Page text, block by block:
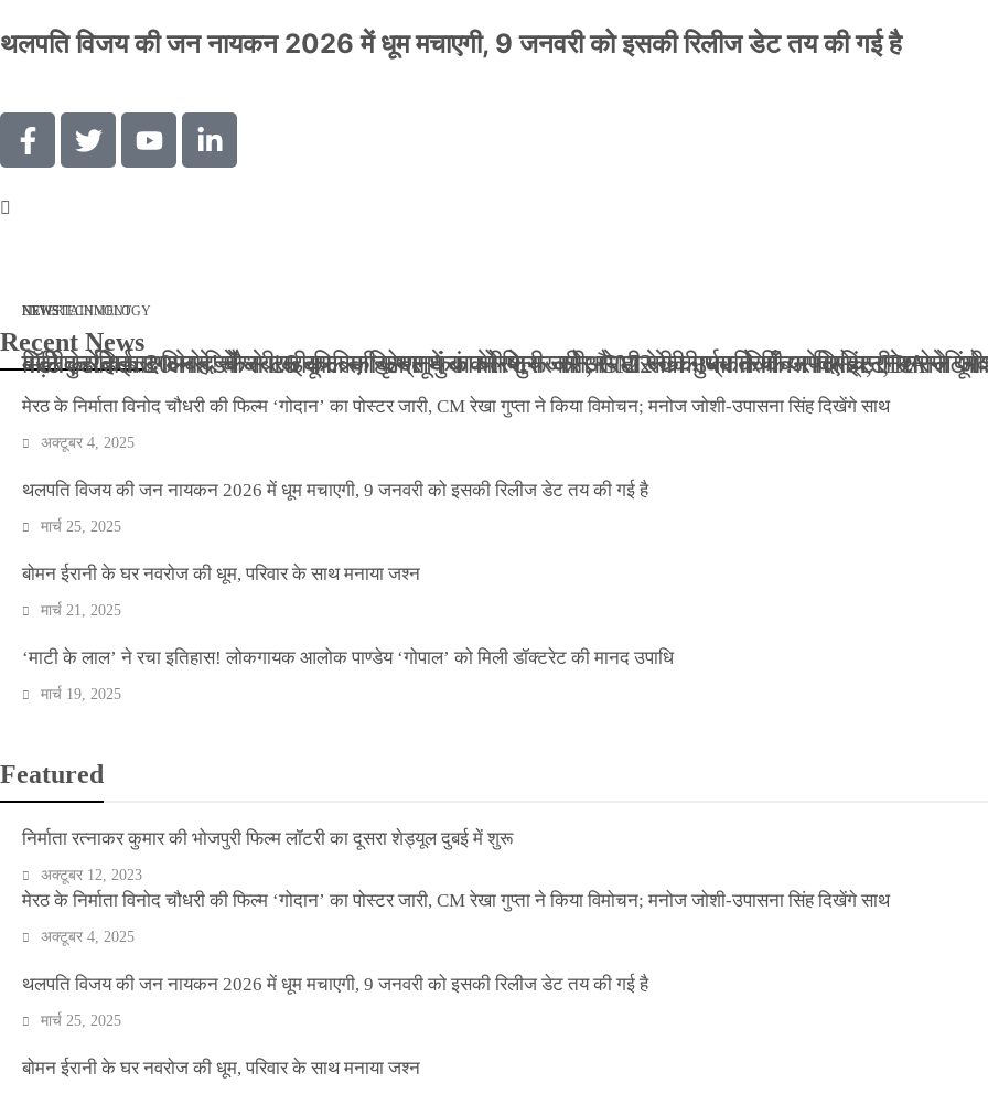
थलपति विजय की जन नायकन 2026 में धूम मचाएगी, 9 जनवरी को इसकी रिलीज डेट तय की गई है
NEWS मार्च 2, 2026
बॉलीवुड के बाद अब डिफेंस टाइकून साहिल लूथरा को मिली जान से मारने की धमकियाँ : सेलिब्रिटी
NEWS जनवरी 29, 2026
बड़ी कार्रवाई: 20 माह से जबरन काबिज़ कृष्णा कुंज वेलफेयर सोसायटी की कार्यकारिणी अपदस्थ, JDA ने
ENTERTAINMENT
मेरठ के निर्माता विनोद चौधरी की फिल्म ‘गोदान’ का पोस्टर जारी, CM रेखा गुप्ता ने किया विमोचन; मनोज
NEWSTECHNOLOGY
मिलिए रोहित उगले से! कैसे 16 साल की उम्र में कंपनी शुरू की और 22 की उम्र तक बन गए इंटरनेशनल
Recent News
मेरठ के निर्माता विनोद चौधरी की फिल्म ‘गोदान’ का पोस्टर जारी, CM रेखा गुप्ता ने किया विमोचन; मनोज जोशी-उपासना सिंह दिखेंगे साथ
अक्टूबर 4, 2025
थलपति विजय की जन नायकन 2026 में धूम मचाएगी, 9 जनवरी को इसकी रिलीज डेट तय की गई है
मार्च 25, 2025
बोमन ईरानी के घर नवरोज की धूम, परिवार के साथ मनाया जश्न
मार्च 21, 2025
‘माटी के लाल’ ने रचा इतिहास! लोकगायक आलोक पाण्डेय ‘गोपाल’ को मिली डॉक्टरेट की मानद उपाधि
मार्च 19, 2025
Featured
निर्माता रत्नाकर कुमार की भोजपुरी फिल्म लॉटरी का दूसरा शेड्यूल दुबई में शुरू
अक्टूबर 12, 2023
मेरठ के निर्माता विनोद चौधरी की फिल्म ‘गोदान’ का पोस्टर जारी, CM रेखा गुप्ता ने किया विमोचन; मनोज जोशी-उपासना सिंह दिखेंगे साथ
अक्टूबर 4, 2025
थलपति विजय की जन नायकन 2026 में धूम मचाएगी, 9 जनवरी को इसकी रिलीज डेट तय की गई है
मार्च 25, 2025
बोमन ईरानी के घर नवरोज की धूम, परिवार के साथ मनाया जश्न
वीकेंड कर्फ्यू ने थामी दिल्ली की रफ्तार, नाइट कर्फ्यू वाले ई-पास इस बंदी में भी लागू